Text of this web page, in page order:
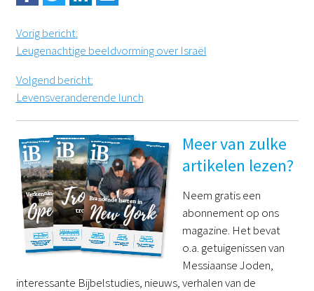
Vorig bericht:
Leugenachtige beeldvorming over Israël
Volgend bericht:
Levensveranderende lunch
Meer van zulke
artikelen lezen?
Neem gratis een
abonnement op ons
magazine. Het bevat
o.a. getuigenissen van
Messiaanse Joden,
interessante Bijbelstudies, nieuws, verhalen van de